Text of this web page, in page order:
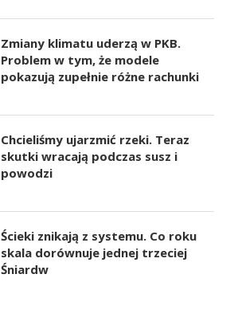
Zmiany klimatu uderzą w PKB.
Problem w tym, że modele
pokazują zupełnie różne rachunki
Chcieliśmy ujarzmić rzeki. Teraz
skutki wracają podczas susz i
powodzi
Ścieki znikają z systemu. Co roku
skala dorównuje jednej trzeciej
Śniardw